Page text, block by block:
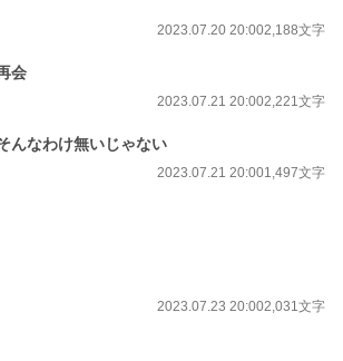
2023.07.20 20:002,188文字
会
2023.07.21 20:002,221文字
なわけ無いじゃない
2023.07.21 20:001,497文字
2023.07.23 20:002,031文字